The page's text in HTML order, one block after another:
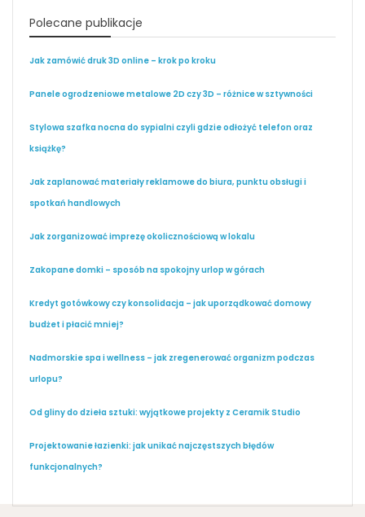
Polecane publikacje
Jak zamówić druk 3D online – krok po kroku
Panele ogrodzeniowe metalowe 2D czy 3D – różnice w sztywności
Stylowa szafka nocna do sypialni czyli gdzie odłożyć telefon oraz
książkę?
Jak zaplanować materiały reklamowe do biura, punktu obsługi i
spotkań handlowych
Jak zorganizować imprezę okolicznościową w lokalu
Zakopane domki – sposób na spokojny urlop w górach
Kredyt gotówkowy czy konsolidacja – jak uporządkować domowy
budżet i płacić mniej?
Nadmorskie spa i wellness – jak zregenerować organizm podczas
urlopu?
Od gliny do dzieła sztuki: wyjątkowe projekty z Ceramik Studio
Projektowanie łazienki: jak unikać najczęstszych błędów
funkcjonalnych?